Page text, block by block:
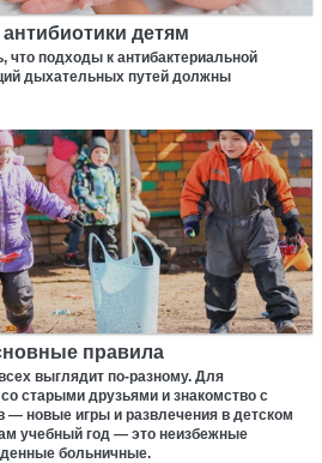
детям
что подходы к антибактериальной
дыхательных путей должны
правила
выглядит по-разному. Для
старыми друзьями и знакомство с
новые игры и развлечения в детском
учебный год — это неизбежные
больничные.